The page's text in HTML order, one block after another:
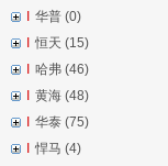
华普 (0)
恒天 (15)
哈弗 (46)
黄海 (48)
华泰 (75)
悍马 (4)